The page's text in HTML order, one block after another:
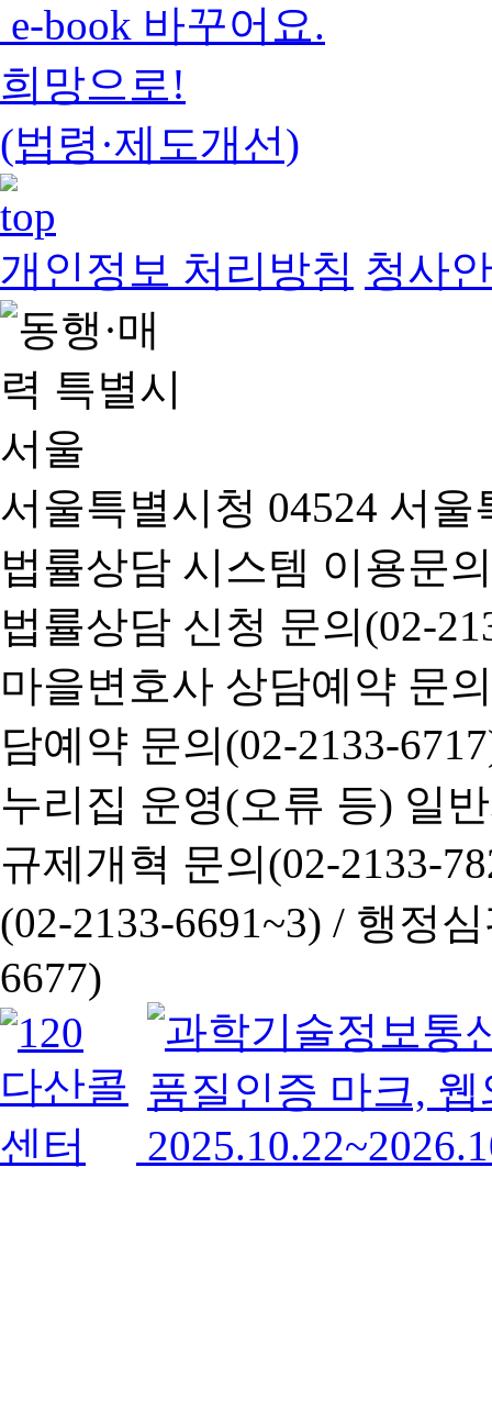
e-book 바꾸어요.
희망으로!
(법령·제도개선)
개인정보 처리방침 청사
서울특별시청 04524 서
법률상담 시스템 이용문
법률상담 신청 문의(02-
마을변호사 상담예약 문
담예약 문의(02-2133-
누리집 운영(오류 등) 일
규제개혁 문의(02-2133-
(02-2133-6691~3) / 행정심
6677)